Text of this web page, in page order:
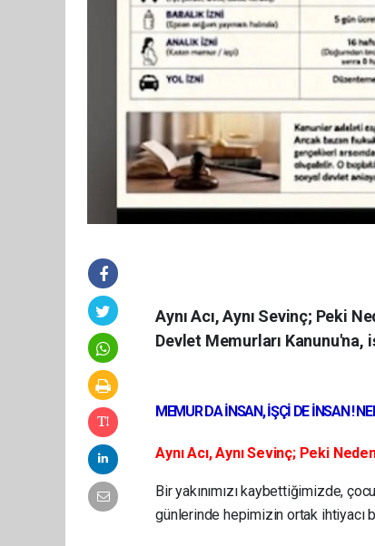
Aynı Acı, Aynı Sevinç; Peki
Devlet Memurları Kanunu'na,
MEMUR DA İNSAN, İŞÇİ DE İNSAN !
Aynı Acı, Aynı Sevinç; Peki
Bir yakınımızı kaybettiğimizde,
günlerinde hepimizin ortak ihtiyacı